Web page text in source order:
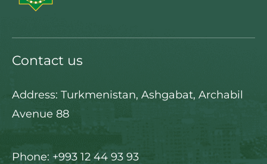
Contact us
Address: Turkmenistan, Ashgabat, Archabil
Avenue 88
Phone: +993 12 44 93 93